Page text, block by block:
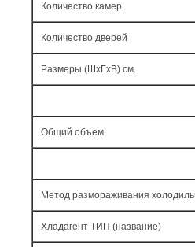
Количество камер
Количество дверей
Размеры (ШxГxВ) см.
Общий объем
Метод размораживания
Хладагент ТИП (название)